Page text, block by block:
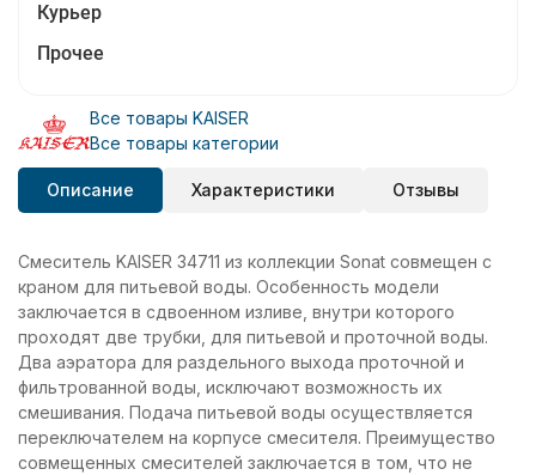
Курьер
Прочее
Все товары KAISER
Все товары категории
Описание Характеристики Отзывы
Смеситель KAISER 34711 из коллекции Sonat совмещен с
краном для питьевой воды. Особенность модели
заключается в сдвоенном изливе, внутри которого
проходят две трубки, для питьевой и проточной воды.
Два аэратора для раздельного выхода проточной и
фильтрованной воды, исключают возможность их
смешивания. Подача питьевой воды осуществляется
переключателем на корпусе смесителя. Преимущество
совмещенных смесителей заключается в том, что не